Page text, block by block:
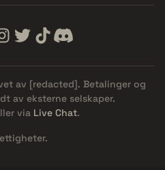
av [redacted]. Betalinger og
av eksterne selskaper.
via Live Chat.